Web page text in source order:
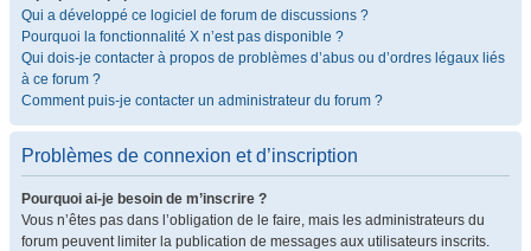
Qui a développé ce logiciel de forum de discussions ?
Pourquoi la fonctionnalité X n’est pas disponible ?
Qui dois-je contacter à propos de problèmes d’abus ou d’ordres légaux liés
à ce forum ?
Comment puis-je contacter un administrateur du forum ?
Problèmes de connexion et d’inscription
Pourquoi ai-je besoin de m’inscrire ?
Vous n’êtes pas dans l’obligation de le faire, mais les administrateurs du
forum peuvent limiter la publication de messages aux utilisateurs inscrits.